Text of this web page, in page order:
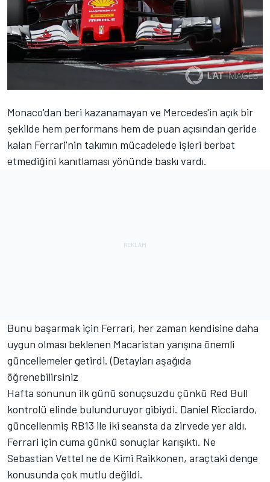
Monaco'dan beri kazanamayan ve Mercedes'in açık bir
şekilde hem performans hem de puan açısından geride
kalan Ferrari'nin takımın mücadelede işleri berbat
etmediğini kanıtlaması yönünde baskı vardı.
Bunu başarmak için Ferrari, her zaman kendisine daha
uygun olması beklenen Macaristan yarışına önemli
güncellemeler getirdi. (Detayları aşağıda
öğrenebilirsiniz
Hafta sonunun ilk günü sonuçsuzdu çünkü Red Bull
kontrolü elinde bulunduruyor gibiydi. Daniel Ricciardo,
güncellenmiş RB13 ile iki seansta da zirvede yer aldı.
Ferrari için cuma günkü sonuçlar karışıktı. Ne
Sebastian Vettel ne de Kimi Raikkonen, araçtaki denge
konusunda çok mutlu değildi.